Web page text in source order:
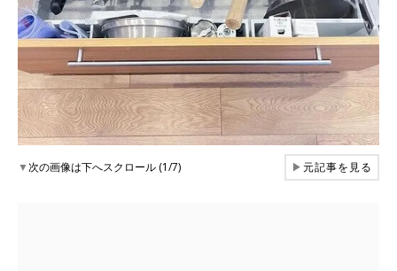
▼次の画像は下へスクロール (1/7) ▶元記事を見る